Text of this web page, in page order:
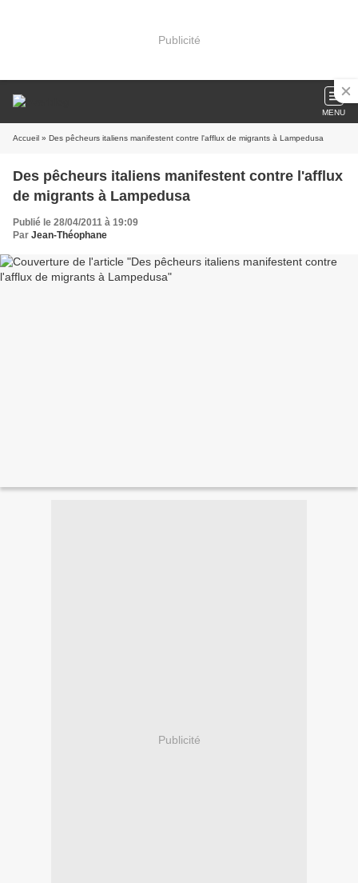
Publicité
MENU
Accueil » Des pêcheurs italiens manifestent contre l'afflux de migrants à Lampedusa
Des pêcheurs italiens manifestent contre l'afflux
de migrants à Lampedusa
Publié le 28/04/2011 à 19:09
Par Jean-Théophane
Publicité